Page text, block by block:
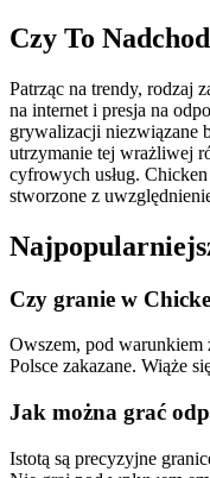
Czy To
Patrząc na trendy, rodzaj
na internet i presja na
grywalizacji niezwiązane
utrzymanie tej wrażliwej
cyfrowych usług.
stworzone z
Czy granie w
Owszem, pod warunkiem
Polsce zakazane. Wiąże
Jak można grać
Istotą są precyzyjne